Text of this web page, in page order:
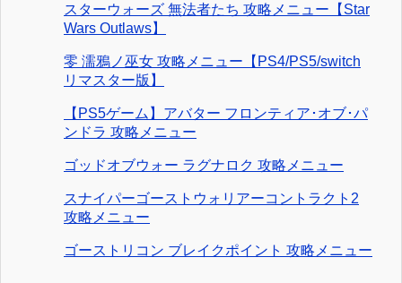
スターウォーズ 無法者たち 攻略メニュー【Star
Wars Outlaws】
零 濡鴉ノ巫女 攻略メニュー【PS4/PS5/switch
リマスター版】
【PS5ゲーム】アバター フロンティア･オブ･パ
ンドラ 攻略メニュー
ゴッドオブウォー ラグナロク 攻略メニュー
スナイパーゴーストウォリアーコントラクト2
攻略メニュー
ゴーストリコン ブレイクポイント 攻略メニュー